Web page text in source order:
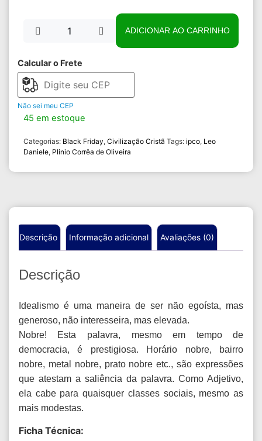
ADICIONAR AO CARRINHO
Calcular o Frete
Não sei meu CEP
45 em estoque
Categorias: Black Friday,Civilização Cristã Tags:ipco, Leo
Daniele, Plinio Corrêa de Oliveira
Descrição Informação adicional Avaliações (0)
Descrição
Idealismo é uma maneira de ser não egoísta, mas
generoso, não interesseira, mas elevada.
Nobre! Esta palavra, mesmo em tempo de
democracia, é prestigiosa. Horário nobre, bairro
nobre, metal nobre, prato nobre etc., são expressões
que atestam a saliência da palavra. Como Adjetivo,
ela cabe para quaisquer classes sociais, mesmo as
mais modestas.
Ficha Técnica: